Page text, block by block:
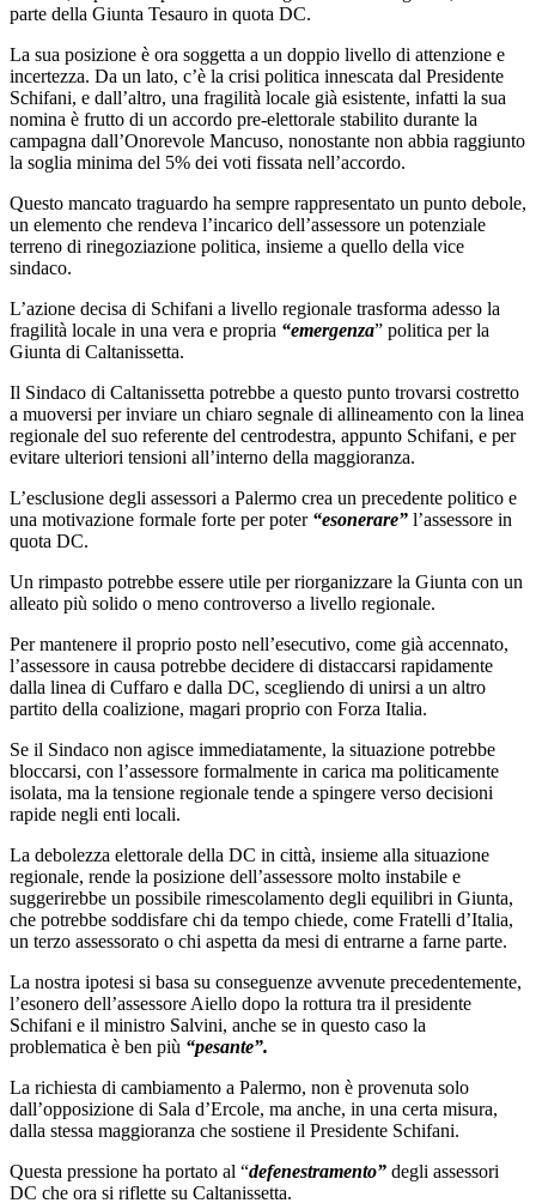
parte della Giunta Tesauro in quota DC.
La sua posizione è ora soggetta a un doppio livello di attenzione e
incertezza. Da un lato, c’è la crisi politica innescata dal Presidente
Schifani, e dall’altro, una fragilità locale già esistente, infatti la sua
nomina è frutto di un accordo pre-elettorale stabilito durante la
campagna dall’Onorevole Mancuso, nonostante non abbia raggiunto
la soglia minima del 5% dei voti fissata nell’accordo.
Questo mancato traguardo ha sempre rappresentato un punto debole,
un elemento che rendeva l’incarico dell’assessore un potenziale
terreno di rinegoziazione politica, insieme a quello della vice
sindaco.
L’azione decisa di Schifani a livello regionale trasforma adesso la
fragilità locale in una vera e propria “emergenza” politica per la
Giunta di Caltanissetta.
Il Sindaco di Caltanissetta potrebbe a questo punto trovarsi costretto
a muoversi per inviare un chiaro segnale di allineamento con la linea
regionale del suo referente del centrodestra, appunto Schifani, e per
evitare ulteriori tensioni all’interno della maggioranza.
L’esclusione degli assessori a Palermo crea un precedente politico e
una motivazione formale forte per poter “esonerare” l’assessore in
quota DC.
Un rimpasto potrebbe essere utile per riorganizzare la Giunta con un
alleato più solido o meno controverso a livello regionale.
Per mantenere il proprio posto nell’esecutivo, come già accennato,
l’assessore in causa potrebbe decidere di distaccarsi rapidamente
dalla linea di Cuffaro e dalla DC, scegliendo di unirsi a un altro
partito della coalizione, magari proprio con Forza Italia.
Se il Sindaco non agisce immediatamente, la situazione potrebbe
bloccarsi, con l’assessore formalmente in carica ma politicamente
isolata, ma la tensione regionale tende a spingere verso decisioni
rapide negli enti locali.
La debolezza elettorale della DC in città, insieme alla situazione
regionale, rende la posizione dell’assessore molto instabile e
suggerirebbe un possibile rimescolamento degli equilibri in Giunta,
che potrebbe soddisfare chi da tempo chiede, come Fratelli d’Italia,
un terzo assessorato o chi aspetta da mesi di entrarne a farne parte.
La nostra ipotesi si basa su conseguenze avvenute precedentemente,
l’esonero dell’assessore Aiello dopo la rottura tra il presidente
Schifani e il ministro Salvini, anche se in questo caso la
problematica è ben più “pesante”.
La richiesta di cambiamento a Palermo, non è provenuta solo
dall’opposizione di Sala d’Ercole, ma anche, in una certa misura,
dalla stessa maggioranza che sostiene il Presidente Schifani.
Questa pressione ha portato al “defenestramento” degli assessori
DC che ora si riflette su Caltanissetta.